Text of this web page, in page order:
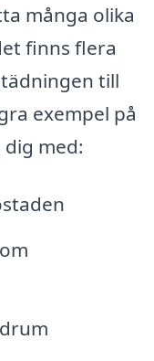
många olika
finns flera
till
exempel på
med: